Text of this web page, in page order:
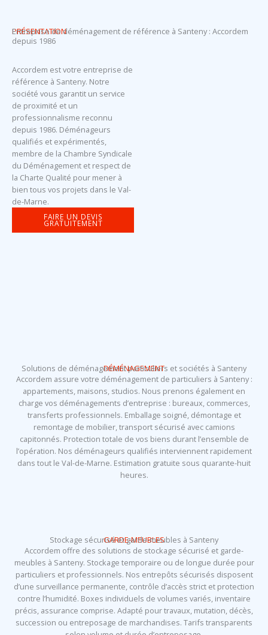
PRÉSENTATION
Entreprise de déménagement de référence à Santeny : Accordem
depuis 1986
Accordem est votre entreprise de
référence à Santeny. Notre
société vous garantit un service
de proximité et un
professionnalisme reconnu
depuis 1986. Déménageurs
qualifiés et expérimentés,
membre de la Chambre Syndicale
du Déménagement et respect de
la Charte Qualité pour mener à
bien tous vos projets dans le Val-
de-Marne.
FAIRE UN DEVIS
GRATUITEMENT
DÉMÉNAGEMENT
Solutions de déménagement particuliers et sociétés à Santeny
Accordem assure votre déménagement de particuliers à Santeny :
appartements, maisons, studios. Nous prenons également en
charge vos déménagements d’entreprise : bureaux, commerces,
transferts professionnels. Emballage soigné, démontage et
remontage de mobilier, transport sécurisé avec camions
capitonnés. Protection totale de vos biens durant l’ensemble de
l’opération. Nos déménageurs qualifiés interviennent rapidement
dans tout le Val-de-Marne. Estimation gratuite sous quarante-huit
heures.
GARDE-MEUBLES
Stockage sécurisé et garde-meubles à Santeny
Accordem offre des solutions de stockage sécurisé et garde-
meubles à Santeny. Stockage temporaire ou de longue durée pour
particuliers et professionnels. Nos entrepôts sécurisés disposent
d’une surveillance permanente, contrôle d’accès strict et protection
contre l’humidité. Boxes individuels de volumes variés, inventaire
précis, assurance comprise. Adapté pour travaux, mutation, décès,
succession ou entreposage de marchandises. Tarifs transparents